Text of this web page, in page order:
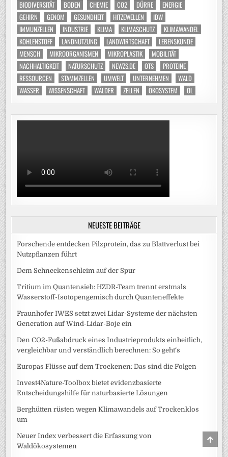
BIODIVERSITÄT
BODEN CHEMIE CO2 DÜRRE
ENERGIE
GEHIRN
GENOM GESUNDHEIT HITZEWELLEN
IDW
IMMUNZELLEN
INDUSTRIE KLIMA KLIMASCHUTZ
KLIMAWANDEL
KOHLENSTOFF
LANDNUTZUNG LANDWIRTSCHAFT
LEBENSKUNDE
MENSCH
MIKROORGANISMEN MIKROPLASTIK
MOBILITÄT
NACHHALTIGKEIT
NATURSCHUTZ NEWZS.DE OTS
PROTEINE
RESSOURCEN
STAMMZELLEN UMWELT UNTERNEHMEN
WALD
WASSER
WISSENSCHAFT WÄLDER ZELLEN ÖKOSYSTEM ÖL
NEUESTE BEITRÄGE
Forschende entdecken Pilzprotein, das zu Blattverlust bei
Nutzpflanzen führt
Dem Schneckenschleim auf der Spur
Tritium im Quantensieb: HZDR-Team trennt erstmals
Wasserstoff-Isotopengemisch durch Quanteneffekte
Fraunhofer IWES setzt zwei Lidar-Systeme der nächsten
Generation auf Wind-Lidar-Boje ein
Den CO2-Fußabdruck eines Industrieprodukts einheitlich,
vergleichbar und verständlich berechnen: So geht‘s
Europas Flüsse auf dem Trockenen: Das sind die Folgen
Invest4Nature-Toolbox bietet evidenzbasierte
Entscheidungshilfe für naturbasierte Lösungen
Berghütten rüsten wegen Klimawandels auf Trockenklos
um
Neuer Index verbessert die Erfassung von
Waldökosystemen
TO
TOP